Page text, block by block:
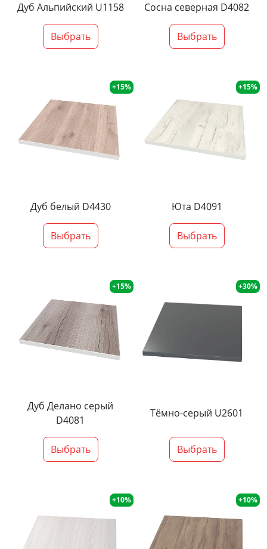
Дуб Альпийский U1158
Выбрать
Сосна северная D4082
Выбрать
+15%
Дуб белый D4430
Выбрать
+15%
Юта D4091
Выбрать
+15%
Дуб Делано серый
D4081
Выбрать
+30%
Тёмно-серый U2601
Выбрать
+10% +10%